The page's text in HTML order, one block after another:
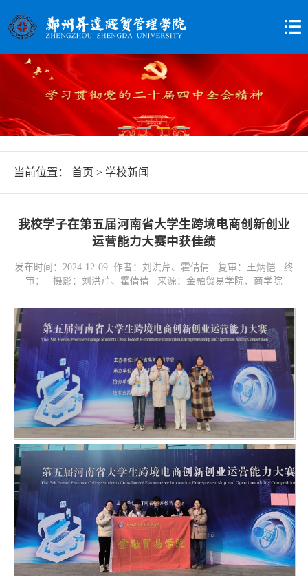
当前位置： 首页 > 学校新闻
我校学子在第五届河南省大学生跨境电商创新创业
运营能力大赛中获佳绩
发布时间：2024-12-09 作者：刘洪芹、霍倩倩 复审：王炳恺 终
审： 摄影：刘洪芹、霍倩倩 来源：金融贸易学院、商学院